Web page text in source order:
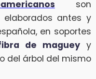
son
elaborados antes y
en soportes
de magueyy
del árbol del mismo